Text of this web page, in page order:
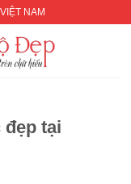
NAM
tại